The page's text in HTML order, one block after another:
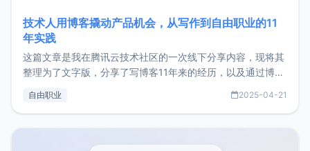
技术人用博客撬动产品机会，从写作到自由职业的11
年实践
这篇文章是我在腾讯云技术社区的一次线下分享内容，现将其
整理为了文字版，分享了写博客11年来的经历，以及通过博客
了我的首个产品ImgURL的真实数据和产品现状。自我介绍大
自由职业 2025-04-21